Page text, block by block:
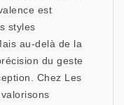
est
styles
au-delà de la
du geste
Chez Les